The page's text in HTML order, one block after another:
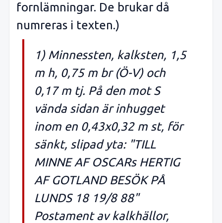
fornlämningar. De brukar då
numreras i texten.)
1) Minnessten, kalksten, 1,5
m h, 0,75 m br (Ö-V) och
0,17 m tj. På den mot S
vända sidan är inhugget
inom en 0,43x0,32 m st, för
sänkt, slipad yta: "TILL
MINNE AF OSCARs HERTIG
AF GOTLAND BESÖK PÅ
LUNDS 18 19/8 88"
Postament av kalkhällor,